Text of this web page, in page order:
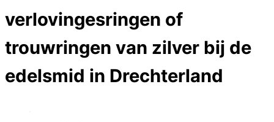
Menu
verlovingesringen of
trouwringen van zilver bij de
edelsmid in Drechterland